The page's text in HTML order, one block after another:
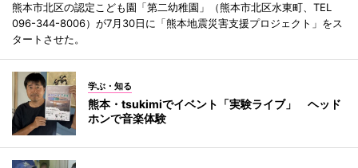
熊本市北区の認定こども園「第二幼稚園」（熊本市北区水東町、TEL
096-344-8006）が7月30日に「熊本地震災害支援プロジェクト」をス
タートさせた。
学ぶ・知る
熊本・tsukimiでイベント「実験ライブ」 ヘッド
ホンで音楽体験